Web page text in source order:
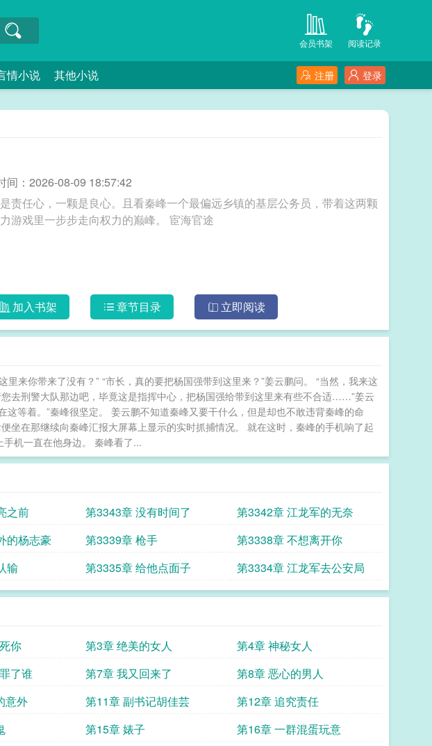
阅读记录
会员书架
情小说 其他小说 登录
注册
间：2026-08-09 18:57:42
责任心，一颗是良心。且看秦峰一个最偏远乡镇的基层公务员，带着这两颗
心怎么在尔虞我诈的权力游戏里一步步走向权力的巅峰。 宦海官途
加入书架 章节目录 立即阅读
来你带来了没有？” “市长，真的要把杨国强带到这里来？”姜云鹏问。 “当然，我来这
去刑警大队那边吧，毕竟这是指挥中心，把杨国强给带到这里来有些不合适……”姜云
这等着。”秦峰很坚定。 姜云鹏不知道秦峰又要干什么，但是却也不敢违背秦峰的命
坐在那继续向秦峰汇报大屏幕上显示的实时抓捕情况。 就在这时，秦峰的手机响了起
机一直在他身边。 秦峰看了...
之前 第3343章 没有时间了
第3342章 江龙军的无奈
的杨志豪 第3339章 枪手
第3338章 不想离开你
输 第3335章 给他点面子 第3334章 江龙军去公安局
你 第3章 绝美的女人
第4章 神秘女人
了谁 第7章 我又回来了
第8章 恶心的男人
意外 第11章 副书记胡佳芸
第12章 追究责任
第15章 婊子
第16章 一群混蛋玩意